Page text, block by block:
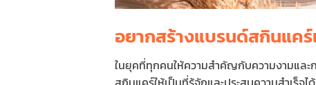
อยากสร้างแบรนด์สกินแคร์
ในยุคที่ทุกคนให้ความสำคัญกับความงามแล